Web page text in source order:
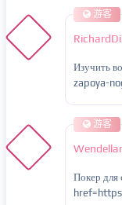
游客
Изучить
zapoya-
游客
Покер для